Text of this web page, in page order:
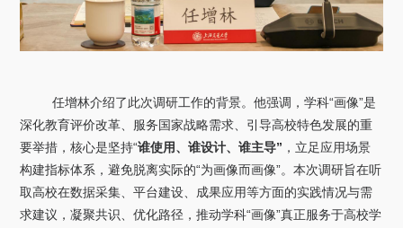
任增林介绍了此次调研工作的背景。他强调，学科“画像”是
深化教育评价改革、服务国家战略需求、引导高校特色发展的重
要举措，核心是坚持“谁使用、谁设计、谁主导” ，立足应用场景
构建指标体系，避免脱离实际的“为画像而画像”。本次调研旨在听
取高校在数据采集、平台建设、成果应用等方面的实践情况与需
求建议，凝聚共识、优化路径，推动学科“画像”真正服务于高校学